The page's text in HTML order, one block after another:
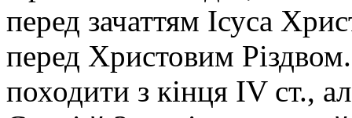
перед зачаттям Ісуса
перед Христовим
походити з кінця IV ст.,